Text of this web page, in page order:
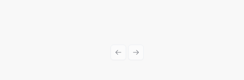
Previous slide
Next slide